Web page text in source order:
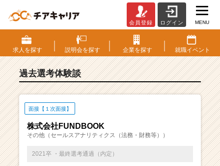
S・
選
考
験
ベ
ン
チ
会員登録 ログイン MENU
求人を探す 説明会を探す 企業を探す 就職イベント
過去選考体験談
面接【１次面接】
株式会社FUNDBOOK
その他（セールスアナリティクス（法務・財務等））
2021卒 ・最終選考通過（内定）